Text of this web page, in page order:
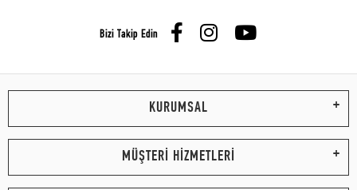
Bizi Takip Edin
KURUMSAL
MÜŞTERİ HİZMETLERİ